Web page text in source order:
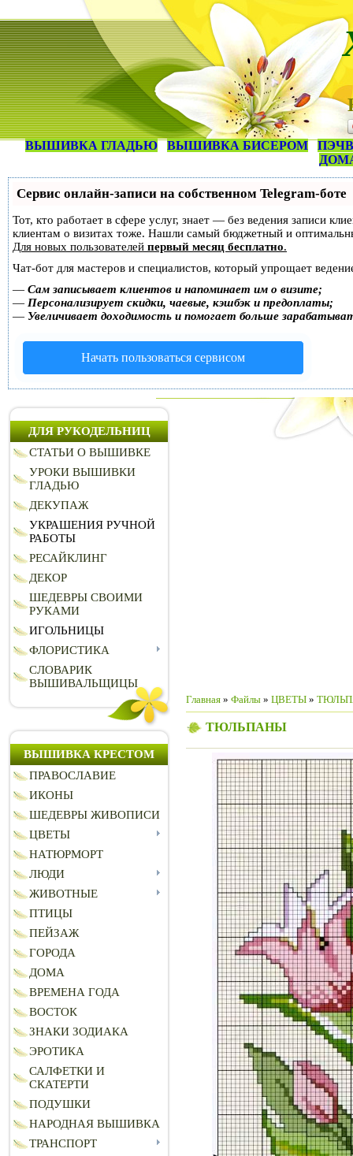
ВЫШИВКА ГЛАДЬЮ ВЫШИВКА БИСЕРОМ
Сервис онлайн-записи на собственном Telegram-боте
Тот, кто работает в сфере услуг, знает — без ведения записи
клиентам о визитах тоже. Нашли самый бюджетный и
Для новых пользователей первый месяц бесплатно.
Чат-бот для мастеров и специалистов, который упрощает
— Сам записывает клиентов и напоминает им о визите;
— Персонализирует скидки, чаевые, кэшбэк и предоплаты;
— Увеличивает доходимость и помогает больше
Начать пользоваться сервисом
ДЛЯ РУКОДЕЛЬНИЦ
СТАТЬИ О ВЫШИВКЕ
УРОКИ ВЫШИВКИ
ГЛАДЬЮ
ДЕКУПАЖ
УКРАШЕНИЯ РУЧНОЙ
РАБОТЫ
РЕСАЙКЛИНГ
ДЕКОР
ШЕДЕВРЫ СВОИМИ
РУКАМИ
ИГОЛЬНИЦЫ
ФЛОРИСТИКА
СЛОВАРИК
ВЫШИВАЛЬЩИЦЫ
ВЫШИВКА КРЕСТОМ
ПРАВОСЛАВИЕ
ИКОНЫ
ШЕДЕВРЫ ЖИВОПИСИ
ЦВЕТЫ
НАТЮРМОРТ
ЛЮДИ
ЖИВОТНЫЕ
ПТИЦЫ
ПЕЙЗАЖ
ГОРОДА
ДОМА
ВРЕМЕНА ГОДА
ВОСТОК
ЗНАКИ ЗОДИАКА
ЭРОТИКА
САЛФЕТКИ И
СКАТЕРТИ
ПОДУШКИ
НАРОДНАЯ ВЫШИВКА
ТРАНСПОРТ
Главная » Файлы » ЦВЕТЫ »
ТЮЛЬПАНЫ